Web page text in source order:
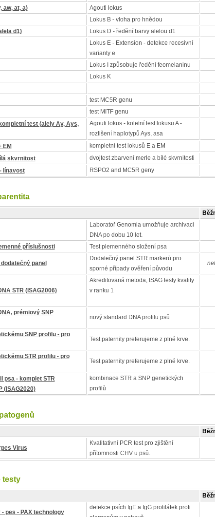
aw, at, a) Agouti lokus
Lokus B - vloha pro hnědou
d1)
Lokus D - ředění barvy alelou d1
Lokus E - Extension - detekce recesivní
varianty e
Lokus I způsobuje ředění feomelaninu
Lokus K
test MC5R genu
test MITF genu
test (alely Ay, Ays,
Agouti lokus - koletní test lokusu A -
rozlišení haplotypů Ays, asa
EM kompletní test lokusů E a EM
skvrnitost dvojtest zbarvení merle a bílé skvrnitosti
línavost RSPO2 and MC5R geny
Laboratoř Genomia umožňuje archivaci
DNA po dobu 10 let.
příslušnosti Test plemenného složení psa
panel
Dodatečný panel STR markerů pro
sporné případy ověření původu
STR (ISAG2006)
Akreditovaná metoda, ISAG testy kvality
v ranku 1
prémiový SNP
nový standard DNA profilu psů
SNP profilu - pro
Test paternity preferujeme z plné krve.
STR profilu - pro
Test paternity preferujeme z plné krve.
psa - komplet STR
(ISAG2020)
kombinace STR a SNP genetických
profilů
Virus
Kvalitativní PCR test pro zjištění
přítomnosti CHV u psů.
testy
pes - PAX technology
detekce psích IgE a IgG protilátek proti